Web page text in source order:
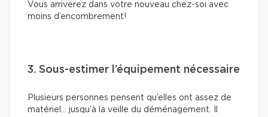
Vous arriverez dans votre nouveau chez-soi avec
moins d’encombrement!
3. Sous-estimer l’équipement nécessaire
Plusieurs personnes pensent qu’elles ont assez de
matériel… jusqu’à la veille du déménagement. Il